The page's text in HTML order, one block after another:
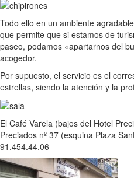
Todo ello en un ambiente
que permite que si estamos de
paseo, podamos «apartarnos del
acogedor.
Por supuesto, el servicio es el
estrellas, siendo la atención y la
El Café Varela (bajos del Hotel
Preciados nº 37 (esquina Plaza
91.454.44.06